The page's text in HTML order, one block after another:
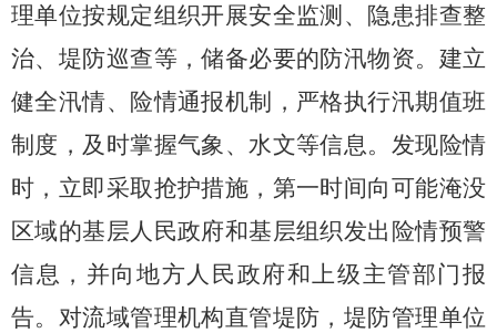
理单位按规定组织开展安全监测、隐患排查整
治、堤防巡查等，储备必要的防汛物资。建立
健全汛情、险情通报机制，严格执行汛期值班
制度，及时掌握气象、水文等信息。发现险情
时，立即采取抢护措施，第一时间向可能淹没
区域的基层人民政府和基层组织发出险情预警
信息，并向地方人民政府和上级主管部门报
告。对流域管理机构直管堤防，堤防管理单位